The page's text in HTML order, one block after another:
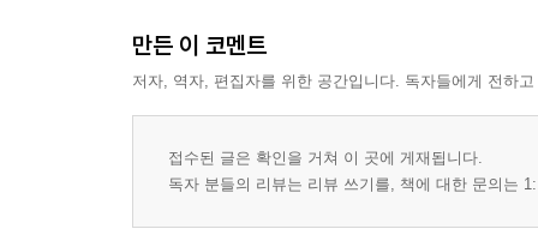
만든 이 코멘트
저자, 역자, 편집자를 위한 공간입니다. 독자들에게 전하
접수된 글은 확인을 거쳐 이 곳에 게재됩니다.
독자 분들의 리뷰는 리뷰 쓰기를, 책에 대한 문의는